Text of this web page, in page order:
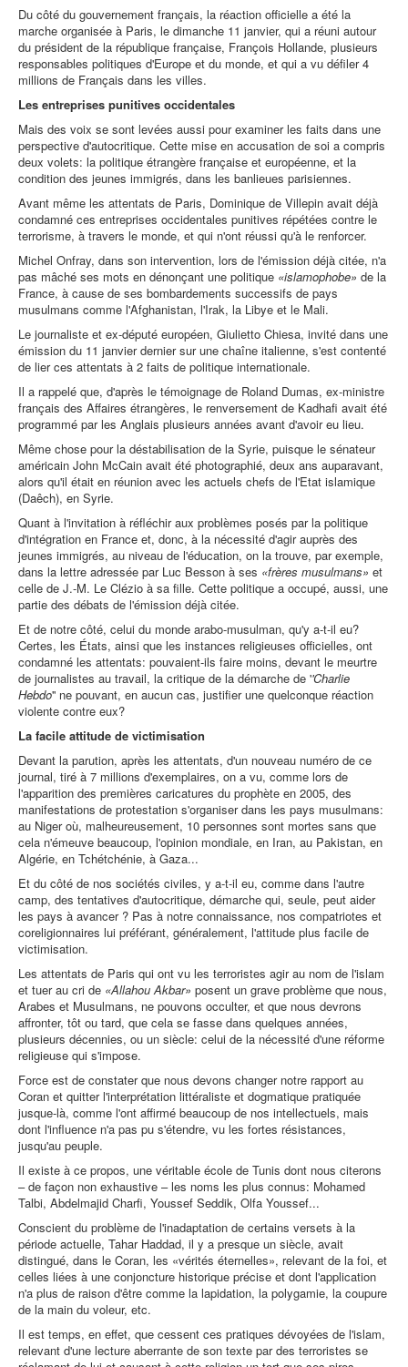
Du côté du gouvernement français, la réaction officielle a été la
marche organisée à Paris, le dimanche 11 janvier, qui a réuni autour
du président de la république française, François Hollande, plusieurs
responsables politiques d'Europe et du monde, et qui a vu défiler 4
millions de Français dans les villes.
Les entreprises punitives occidentales
Mais des voix se sont levées aussi pour examiner les faits dans une
perspective d'autocritique. Cette mise en accusation de soi a compris
deux volets: la politique étrangère française et européenne, et la
condition des jeunes immigrés, dans les banlieues parisiennes.
Avant même les attentats de Paris, Dominique de Villepin avait déjà
condamné ces entreprises occidentales punitives répétées contre le
terrorisme, à travers le monde, et qui n'ont réussi qu'à le renforcer.
Michel Onfray, dans son intervention, lors de l'émission déjà citée, n'a
pas mâché ses mots en dénonçant une politique «islamophobe» de la
France, à cause de ses bombardements successifs de pays
musulmans comme l'Afghanistan, l'Irak, la Libye et le Mali.
Le journaliste et ex-député européen, Giulietto Chiesa, invité dans une
émission du 11 janvier dernier sur une chaîne italienne, s'est contenté
de lier ces attentats à 2 faits de politique internationale.
Il a rappelé que, d'après le témoignage de Roland Dumas, ex-ministre
français des Affaires étrangères, le renversement de Kadhafi avait été
programmé par les Anglais plusieurs années avant d'avoir eu lieu.
Même chose pour la déstabilisation de la Syrie, puisque le sénateur
américain John McCain avait été photographié, deux ans auparavant,
alors qu'il était en réunion avec les actuels chefs de l'Etat islamique
(Daêch), en Syrie.
Quant à l'invitation à réfléchir aux problèmes posés par la politique
d'intégration en France et, donc, à la nécessité d'agir auprès des
jeunes immigrés, au niveau de l'éducation, on la trouve, par exemple,
dans la lettre adressée par Luc Besson à ses «frères musulmans» et
celle de J.-M. Le Clézio à sa fille. Cette politique a occupé, aussi, une
partie des débats de l'émission déjà citée.
Et de notre côté, celui du monde arabo-musulman, qu'y a-t-il eu?
Certes, les États, ainsi que les instances religieuses officielles, ont
condamné les attentats: pouvaient-ils faire moins, devant le meurtre
de journalistes au travail, la critique de la démarche de ''Charlie
Hebdo'' ne pouvant, en aucun cas, justifier une quelconque réaction
violente contre eux?
La facile attitude de victimisation
Devant la parution, après les attentats, d'un nouveau numéro de ce
journal, tiré à 7 millions d'exemplaires, on a vu, comme lors de
l'apparition des premières caricatures du prophète en 2005, des
manifestations de protestation s'organiser dans les pays musulmans:
au Niger où, malheureusement, 10 personnes sont mortes sans que
cela n'émeuve beaucoup, l'opinion mondiale, en Iran, au Pakistan, en
Algérie, en Tchétchénie, à Gaza...
Et du côté de nos sociétés civiles, y a-t-il eu, comme dans l'autre
camp, des tentatives d'autocritique, démarche qui, seule, peut aider
les pays à avancer ? Pas à notre connaissance, nos compatriotes et
coreligionnaires lui préférant, généralement, l'attitude plus facile de
victimisation.
Les attentats de Paris qui ont vu les terroristes agir au nom de l'islam
et tuer au cri de «Allahou Akbar» posent un grave problème que nous,
Arabes et Musulmans, ne pouvons occulter, et que nous devrons
affronter, tôt ou tard, que cela se fasse dans quelques années,
plusieurs décennies, ou un siècle: celui de la nécessité d'une réforme
religieuse qui s'impose.
Force est de constater que nous devons changer notre rapport au
Coran et quitter l'interprétation littéraliste et dogmatique pratiquée
jusque-là, comme l'ont affirmé beaucoup de nos intellectuels, mais
dont l'influence n'a pas pu s'étendre, vu les fortes résistances,
jusqu'au peuple.
Il existe à ce propos, une véritable école de Tunis dont nous citerons
– de façon non exhaustive – les noms les plus connus: Mohamed
Talbi, Abdelmajid Charfi, Youssef Seddik, Olfa Youssef...
Conscient du problème de l'inadaptation de certains versets à la
période actuelle, Tahar Haddad, il y a presque un siècle, avait
distingué, dans le Coran, les «vérités éternelles», relevant de la foi, et
celles liées à une conjoncture historique précise et dont l'application
n'a plus de raison d'être comme la lapidation, la polygamie, la coupure
de la main du voleur, etc.
Il est temps, en effet, que cessent ces pratiques dévoyées de l'islam,
relevant d'une lecture aberrante de son texte par des terroristes se